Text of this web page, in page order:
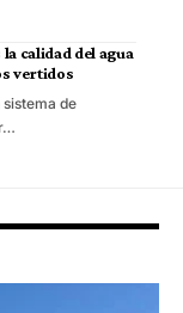
calidad del agua
vertidos
de